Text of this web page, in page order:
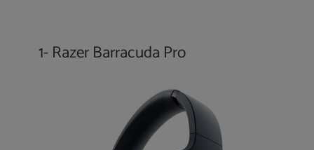
1- Razer Barracuda Pro